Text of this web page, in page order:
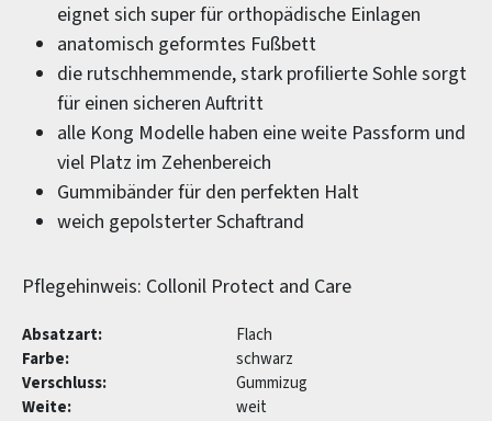
eignet sich super für orthopädische Einlagen
anatomisch geformtes Fußbett
die rutschhemmende, stark profilierte Sohle sorgt
für einen sicheren Auftritt
alle Kong Modelle haben eine weite Passform und
viel Platz im Zehenbereich
Gummibänder für den perfekten Halt
weich gepolsterter Schaftrand
Pflegehinweis: Collonil Protect and Care
Absatzart:
Flach
Farbe:
schwarz
Verschluss:
Gummizug
Weite:
weit